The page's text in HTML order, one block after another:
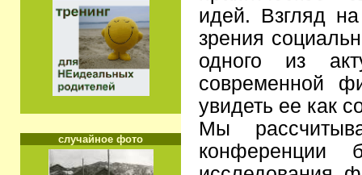
случайное фото
идей. Взгляд
зрения
одного из
современной
увидеть ее как
Мы
конференции